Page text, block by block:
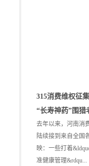
315消费维权征
“长寿神药”围猎
去年以来，河南消
陆续接到来自全国
映：一些打着
准健康管理&rdqu...